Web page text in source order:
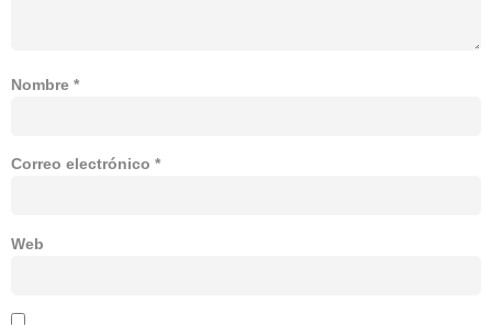
Nombre *
Correo electrónico *
Web